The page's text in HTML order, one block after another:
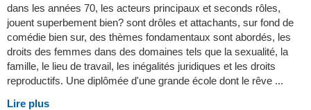
dans les années 70, les acteurs principaux et seconds rôles,
jouent superbement bien? sont drôles et attachants, sur fond de
comédie bien sur, des thèmes fondamentaux sont abordés, les
droits des femmes dans des domaines tels que la sexualité, la
famille, le lieu de travail, les inégalités juridiques et les droits
reproductifs. Une diplômée d'une grande école dont le rêve ...
Lire plus